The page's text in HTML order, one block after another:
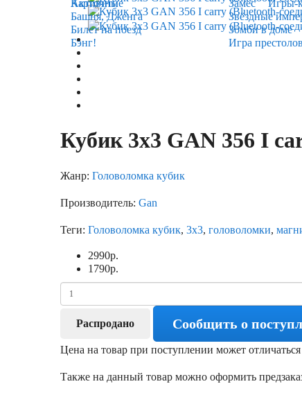
Карточные
Игры-
Активити
Башня, Дженга
Билет на поезд
Бэнг!
Замес
Звёздные
Зомби в доме
Игра престолов
Кубик 3х3 GAN 356 I
Жанр: Головоломка кубик
Производитель: Gan
Теги: Головоломка кубик, 3х3, головоломки,
2990р.
1790р.
Распродано Сообщить о
Цена на товар при поступлении может отличаться
Также на данный товар можно оформить